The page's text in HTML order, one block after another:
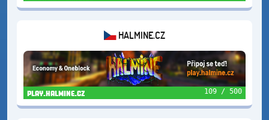
HALMINE.CZ
play.halmine.cz 109 / 500